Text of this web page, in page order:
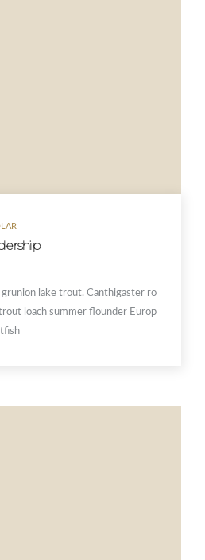
grunion lake trout. Canthigaster ro
loach summer flounder Europ